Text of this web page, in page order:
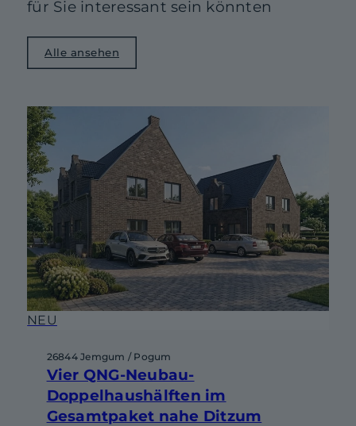
für Sie interessant sein könnten
Alle ansehen
NEU
26844 Jemgum / Pogum
Vier QNG-Neubau-
Doppelhaushälften im
Gesamtpaket nahe Ditzum